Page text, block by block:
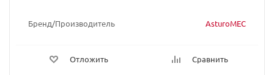
Бренд/Производитель AsturoMEC
Отложить Сравнить